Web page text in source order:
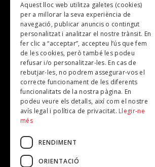
TV
Plans per fer
Revistes
SUBSCRIU-TE A LA NOSTRA NEWSLETTER!
Correu electrònic*
Accepto lapolítica de privacitat
Aquest lloc web utilitza galetes (cookies)
per a millorar la seva experiència de
navegació, publicar anuncis o contingut
personalitzat i analitzar el nostre trànsit. En
fer clic a “acceptar”, accepteu l’ús que fem
de les cookies, però també les podeu
refusar i/o personalitzar-les. En cas de
rebutjar-les, no podrem assegurar-vos el
correcte funcionament de les diferents
funcionalitats de la nostra pàgina. En
podeu veure els detalls, així com el nostre
avís legal i política de privacitat. Llegir-ne
més
RENDIMENT
ORIENTACIÓ